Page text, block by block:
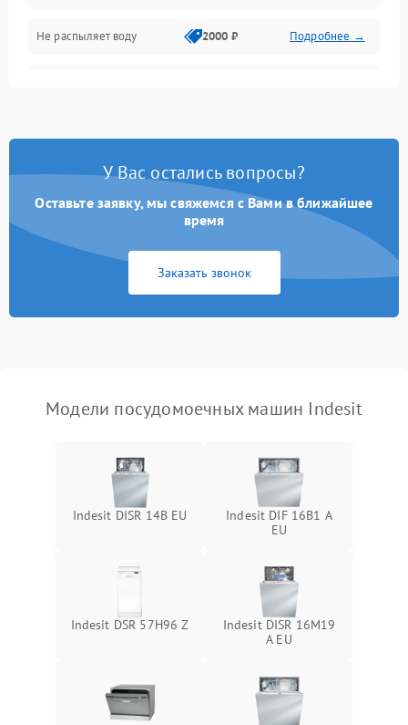
Программное обеспечение
Не распыляет воду 2000 ₽ Подробнее →
Проблемы с набором
Не работает сушилка 2100 ₽ Подробнее →
Сбои в работе таймера 1700 ₽
У Вас остались вопросы?
Оставьте заявку, мы свяжемся с Вами в ближайшее
время
Заказать звонок
Модели посудомоечных машин Indesit
Indesit DISR 14B EU
Indesit DIF 16B1 A
EU
Indesit DSR 57H96 Z
Indesit DISR 16M19
A EU